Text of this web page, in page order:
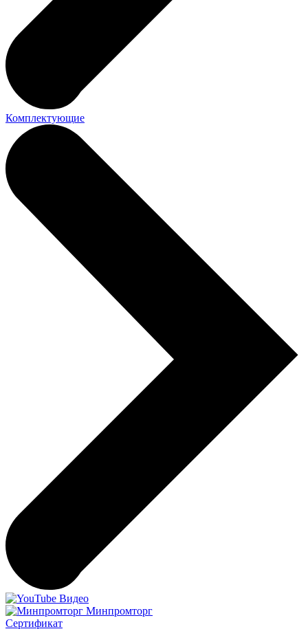
Комплектующие
Видео
Минпромторг
Сертификат